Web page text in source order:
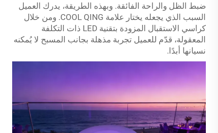
ضبط الظل والراحة الفائقة. وبهذه الطريقة، يدرك العميل
السبب الذي يجعله يختار علامة COOL QING. ومن خلال
كراسي الاستقبال المزودة بتقنية LED ذات التكلفة
المعقولة، قدّم للعميل تجربة مذهلة بجانب المسبح لا يُمكنه
نسيانها أبدًا.